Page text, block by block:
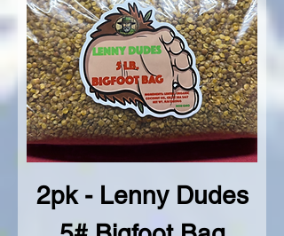
2pk - Lenny Dudes